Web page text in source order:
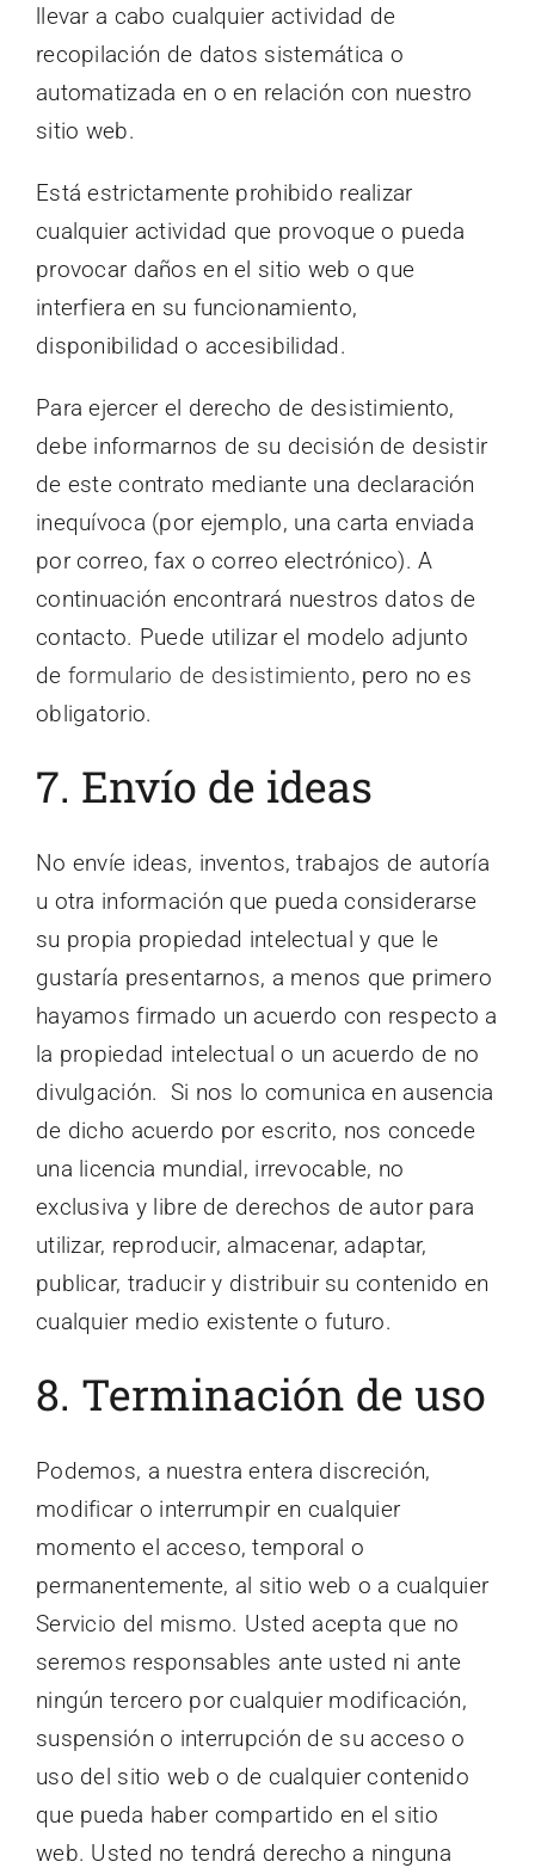
llevar a cabo cualquier actividad de
recopilación de datos sistemática o
automatizada en o en relación con nuestro
sitio web.
Está estrictamente prohibido realizar
cualquier actividad que provoque o pueda
provocar daños en el sitio web o que
interfiera en su funcionamiento,
disponibilidad o accesibilidad.
Para ejercer el derecho de desistimiento,
debe informarnos de su decisión de desistir
de este contrato mediante una declaración
inequívoca (por ejemplo, una carta enviada
por correo, fax o correo electrónico). A
continuación encontrará nuestros datos de
contacto. Puede utilizar el modelo adjunto
de formulario de desistimiento, pero no es
obligatorio.
7. Envío de ideas
No envíe ideas, inventos, trabajos de autoría
u otra información que pueda considerarse
su propia propiedad intelectual y que le
gustaría presentarnos, a menos que primero
hayamos firmado un acuerdo con respecto a
la propiedad intelectual o un acuerdo de no
divulgación. Si nos lo comunica en ausencia
de dicho acuerdo por escrito, nos concede
una licencia mundial, irrevocable, no
exclusiva y libre de derechos de autor para
utilizar, reproducir, almacenar, adaptar,
publicar, traducir y distribuir su contenido en
cualquier medio existente o futuro.
8. Terminación de uso
Podemos, a nuestra entera discreción,
modificar o interrumpir en cualquier
momento el acceso, temporal o
permanentemente, al sitio web o a cualquier
Servicio del mismo. Usted acepta que no
seremos responsables ante usted ni ante
ningún tercero por cualquier modificación,
suspensión o interrupción de su acceso o
uso del sitio web o de cualquier contenido
que pueda haber compartido en el sitio
web. Usted no tendrá derecho a ninguna